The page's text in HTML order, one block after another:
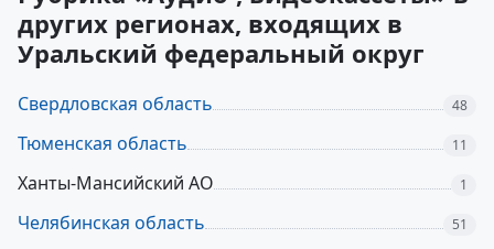
других регионах, входящих в
Уральский федеральный округ
Свердловская область 48
Тюменская область 11
Ханты-Мансийский АО 1
Челябинская область 51